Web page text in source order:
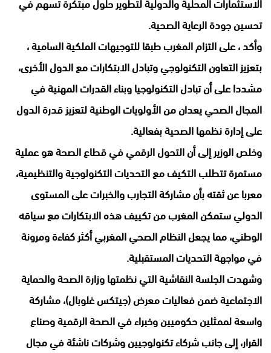
تحسين جودة الرعاية الصحية.
وأكد ، على التزام المغرب طبقا للتوجيهات الملكية السامية ،
بتعزيز التعاون التكنولوجي وتبادل الابتكارات مع الدول الأخرى،
مشددا على أن تبادل التكنولوجيا وبناء القدرات المهنية في
المجال الصحي يعدان من الأولويات الوطنية لتعزيز قدرة الدول
على إدارة نظمها الصحية بفعالية.
وخلص الوزير إلى أن التحول الرقمي في قطاع الصحة هو عملية
مستمرة تتطلب التكيف مع التحديات التكنولوجية والتنظيمية،
معربا عن ثقته بأن مشاركة التجارب والخبرات على المستوى
الدولي ستمكن المغرب من تكييف هذه الابتكارات مع سياقه
الوطني، مما يجعل النظام الصحي المغربي أكثر كفاءة ومرونة
في مواجهة التحديات المستقبلية.
وشهدت الجلسة النقاشية التي نظمتها وزارة الصحة والحماية
الاجتماعية ضمن فعاليات معرض (جيتكس غلوبال)، مشاركة
واسعة لممثلين حكوميين وخبراء في الصحة الرقمية وصناع
القرار، إلى جانب شركاء تكنولوجيين وشركات ناشئة في مجال